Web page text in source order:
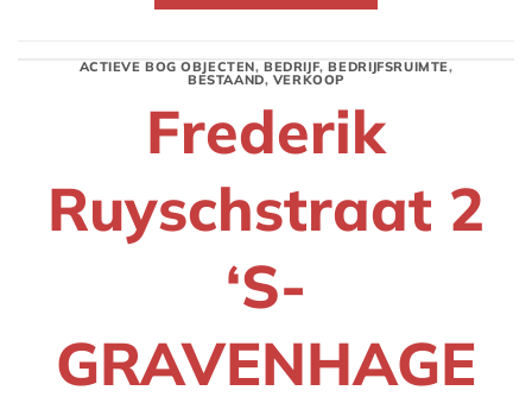
ACTIEVE BOG OBJECTEN, BEDRIJF,BEDRIJFSRUIMTE,
BESTAAND, VERKOOP
Frederik
Ruyschstraat 2
‘S-
GRAVENHAGE